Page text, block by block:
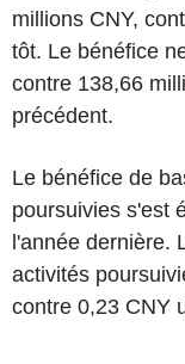
millions CNY,
tôt. Le bénéfice
contre 138,66
précédent.
Le bénéfice de
poursuivies s'est
l'année dernière.
activités
contre 0,23 CNY